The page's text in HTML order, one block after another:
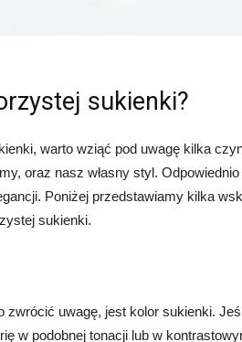
sukienki?
warto wziąć pod uwagę kilka
oraz nasz własny styl.
Poniżej przedstawiamy kilka
sukienki.
uwagę, jest kolor sukienki.
w podobnej tonacji lub w